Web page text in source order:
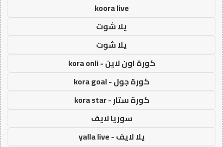
koora live
يلا شوت
يلا شوت
كورة اون لاين - kora onli
كورة جول - kora goal
كورة ستار - kora star
سوريا لايف
يلا لايف - yalla live